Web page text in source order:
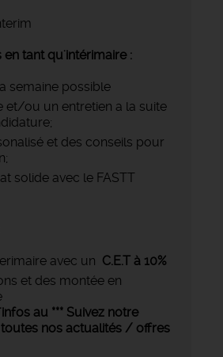
en tant qu'intérimaire :
semaine possible
et/ou un entretien a la suite
et des conseils pour
solide avec le FASTT
avec un C.E.T à 10%
et des montée en
au *** Suivez notre
nos actualités / offres